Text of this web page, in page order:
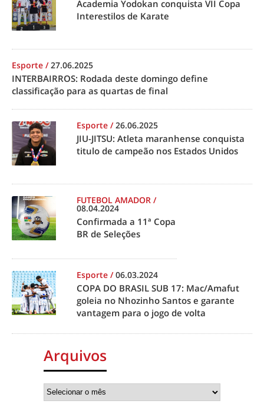
Academia Yodokan conquista VII Copa
Interestilos de Karate
Esporte /27.06.2025
INTERBAIRROS: Rodada deste domingo define
classificação para as quartas de final
Esporte /26.06.2025
JIU-JITSU: Atleta maranhense conquista
titulo de campeão nos Estados Unidos
FUTEBOL AMADOR /
08.04.2024
Confirmada a 11ª Copa
BR de Seleções
Esporte /06.03.2024
COPA DO BRASIL SUB 17: Mac/Amafut
goleia no Nhozinho Santos e garante
vantagem para o jogo de volta
Arquivos